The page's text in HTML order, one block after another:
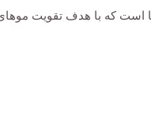
است که با هدف تقویت